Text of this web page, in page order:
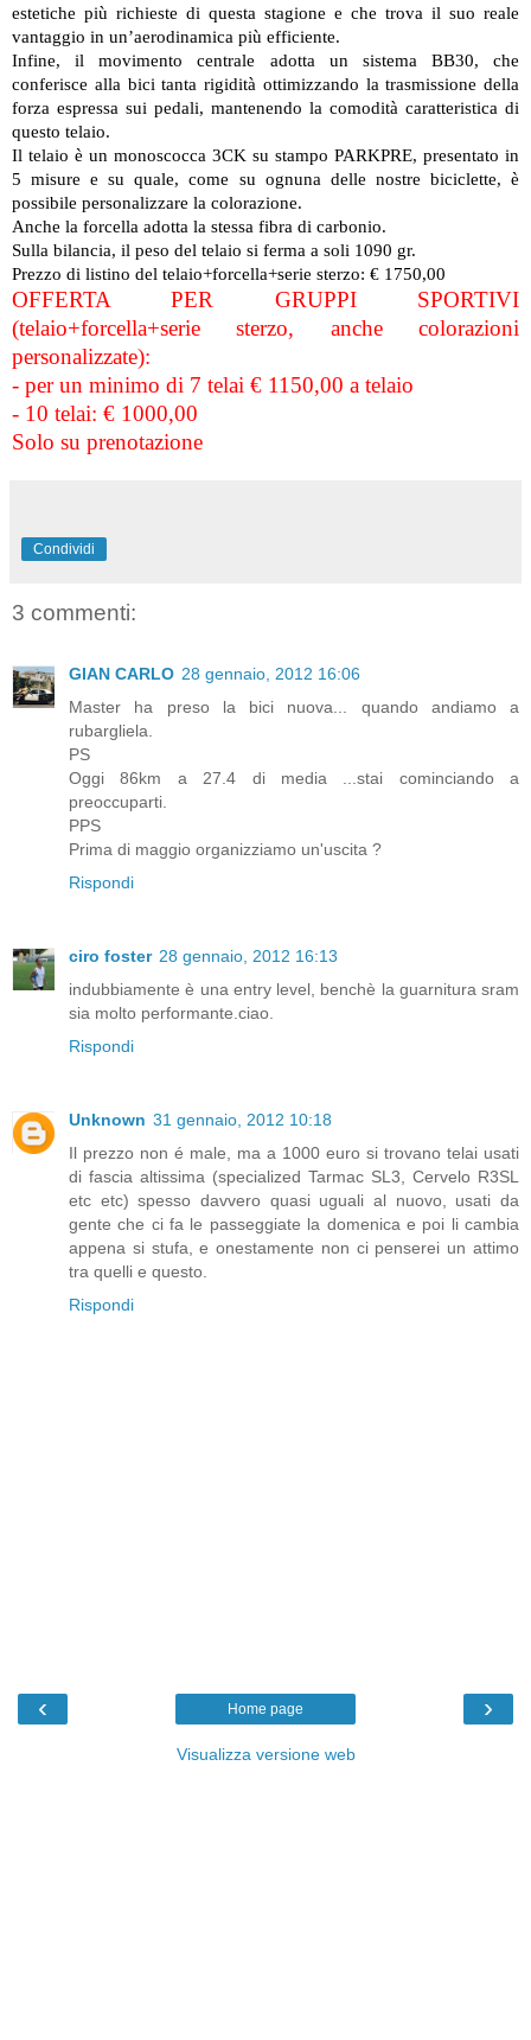
estetiche più richieste di questa stagione e che trova il suo reale
vantaggio in un’aerodinamica più efficiente.
Infine, il movimento centrale adotta un sistema BB30, che
conferisce alla bici tanta rigidità ottimizzando la trasmissione della
forza espressa sui pedali, mantenendo la comodità caratteristica di
questo telaio.
Il telaio è un monoscocca 3CK su stampo PARKPRE, presentato in
5 misure e su quale, come su ognuna delle nostre biciclette, è
possibile personalizzare la colorazione.
Anche la forcella adotta la stessa fibra di carbonio.
Sulla bilancia, il peso del telaio si ferma a soli 1090 gr.
Prezzo di listino del telaio+forcella+serie sterzo: € 1750,00
OFFERTA PER GRUPPI SPORTIVI
(telaio+forcella+serie sterzo, anche colorazioni
personalizzate):
- per un minimo di 7 telai € 1150,00 a telaio
- 10 telai: € 1000,00
Solo su prenotazione
Condividi
3 commenti:
GIAN CARLO 28 gennaio, 2012 16:06
Master ha preso la bici nuova... quando andiamo a
rubargliela.
PS
Oggi 86km a 27.4 di media ...stai cominciando a
preoccuparti.
PPS
Prima di maggio organizziamo un'uscita ?
Rispondi
ciro foster 28 gennaio, 2012 16:13
indubbiamente è una entry level, benchè la guarnitura sram
sia molto performante.ciao.
Rispondi
Unknown 31 gennaio, 2012 10:18
Il prezzo non é male, ma a 1000 euro si trovano telai usati
di fascia altissima (specialized Tarmac SL3, Cervelo R3SL
etc etc) spesso davvero quasi uguali al nuovo, usati da
gente che ci fa le passeggiate la domenica e poi li cambia
appena si stufa, e onestamente non ci penserei un attimo
tra quelli e questo.
Rispondi
‹ ›
Home page
Visualizza versione web